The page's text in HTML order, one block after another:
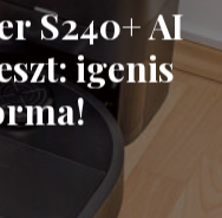
S240+ AI
igenis